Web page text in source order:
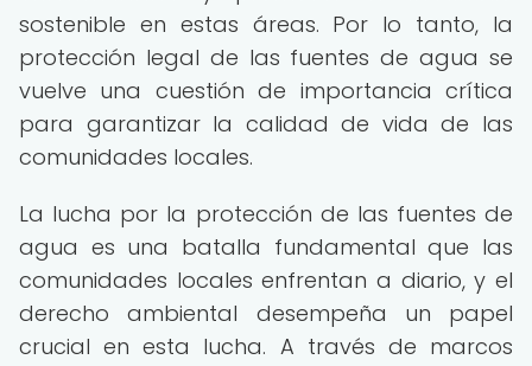
sostenible en estas áreas. Por lo tanto, la
protección legal de las fuentes de agua se
vuelve una cuestión de importancia crítica
para garantizar la calidad de vida de las
comunidades locales.
La lucha por la protección de las fuentes de
agua es una batalla fundamental que las
comunidades locales enfrentan a diario, y el
derecho ambiental desempeña un papel
crucial en esta lucha. A través de marcos